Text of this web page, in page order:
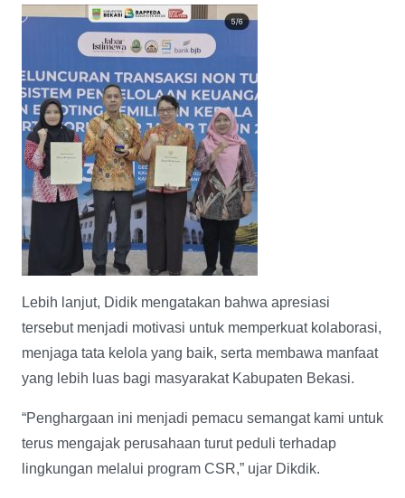
Lebih lanjut, Didik mengatakan bahwa apresiasi
tersebut menjadi motivasi untuk memperkuat kolaborasi,
menjaga tata kelola yang baik, serta membawa manfaat
yang lebih luas bagi masyarakat Kabupaten Bekasi.
“Penghargaan ini menjadi pemacu semangat kami untuk
terus mengajak perusahaan turut peduli terhadap
lingkungan melalui program CSR,” ujar Dikdik.